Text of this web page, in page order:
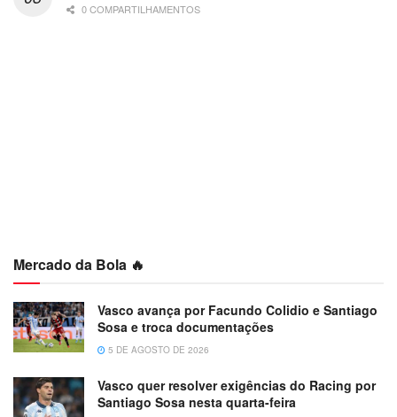
0 COMPARTILHAMENTOS
Mercado da Bola 🔥
Vasco avança por Facundo Colidio e Santiago
Sosa e troca documentações
5 DE AGOSTO DE 2026
Vasco quer resolver exigências do Racing por
Santiago Sosa nesta quarta-feira